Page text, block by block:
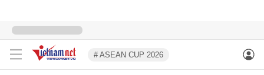
# ASEAN CUP 2026